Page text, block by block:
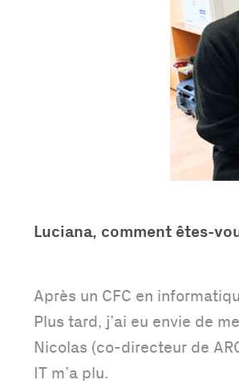
Luciana, comment êtes-
Après un CFC en
Plus tard, j’ai eu envie de
Nicolas (co-directeur de
IT m’a plu.